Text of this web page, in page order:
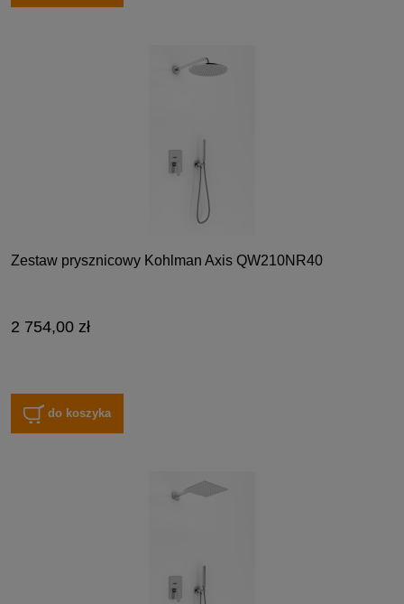
Zestaw prysznicowy Kohlman Axis QW210NR40
2 754,00 zł
do koszyka